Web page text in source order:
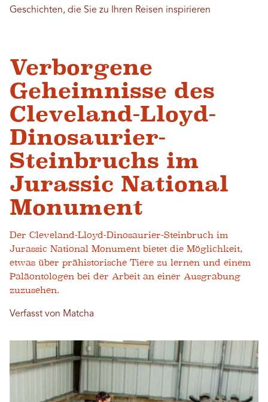
Geschichten, die Sie zu Ihren Reisen inspirieren
Verborgene
Geheimnisse des
Cleveland-Lloyd-
Dinosaurier-
Steinbruchs im
Jurassic National
Monument
Der Cleveland-Lloyd-Dinosaurier-Steinbruch im
Jurassic National Monument bietet die Möglichkeit,
etwas über prähistorische Tiere zu lernen und einem
Paläontologen bei der Arbeit an einer Ausgrabung
zuzusehen.
Verfasst von Matcha